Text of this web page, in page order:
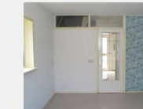
Huurtoeslag
Mogelijk
Inkomen eis
2,5 X Maandhuur Bruto
Onbepaalde termijn